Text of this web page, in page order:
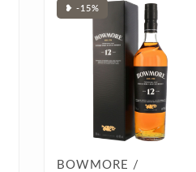
❥ -15%
BOWMORE /